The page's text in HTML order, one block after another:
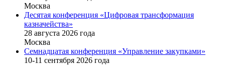
Москва
Десятая конференция «Цифровая трансформация
казначейства»
28 августа 2026 года
Москва
Семнадцатая конференция «Управление закупками»
10-11 сентября 2026 года